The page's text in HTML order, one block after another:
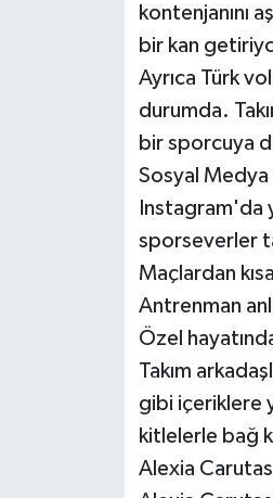
kontenjanını
bir kan
Ayrıca Türk
durumda.
bir sporcuya
Sosyal
Instagram'da
sporseverler
Maçlardan
Antrenman
Özel
Takım
gibi içeriklere
kitlelerle bağ
Alexia